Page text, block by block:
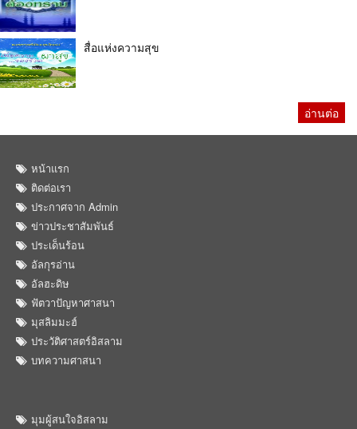
สื่อแห่งความสุข
อ่านต่อ
หน้าแรก
ติดต่อเรา
ประกาศจาก Admin
ข่าวประชาสัมพันธ์
ประเด็นร้อน
อัลกุรอ่าน
อัลฮะดิษ
ฟัตวาปัญหาศาสนา
มุสลิมมะฮ์
ประวัติศาสตร์อิสลาม
บทความศาสนา
มุมผู้สนใจอิสลาม